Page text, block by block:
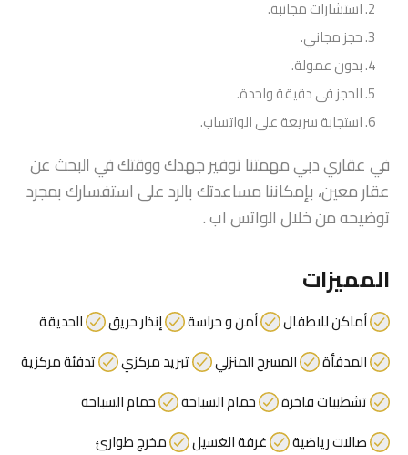
استشارات مجانبة.
حجز مجاني.
بدون عمولة.
الحجز فى دقيقة واحدة.
استجابة سريعة على الواتساب.
في عقاري دبي مهمتنا توفير جهدك ووقتك في البحث عن
عقار معين، بإمكاننا مساعدتك بالرد على استفسارك بمجرد
توضيحه من خلال الواتس اب .
المميزات
أماكن للاطفال أمن و حراسة إنذار حريق
الحديقة
المدفأة
المسرح المنزلي تبريد مركزي
تدفئة مركزية
تشطيبات فاخرة
حمام السباحة
حمام السباحة
صالات رياضية
غرفة الغسيل
مخرج طوارئ